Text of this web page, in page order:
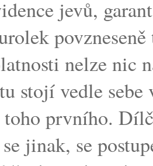
jevů,
nelze nic
stojí vedle
prvního.
jinak, se